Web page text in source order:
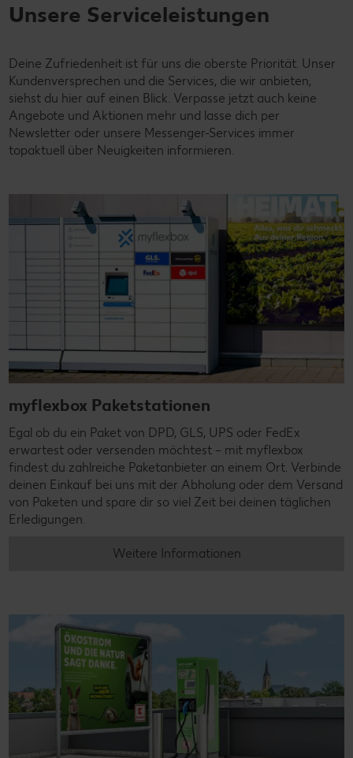
Unsere Serviceleistungen
Deine Zufriedenheit ist für uns die oberste Priorität. Unser
Kundenversprechen und die Services, die wir anbieten,
siehst du hier auf einen Blick. Verpasse jetzt auch keine
Angebote und Aktionen mehr und lasse dich per
Newsletter oder unsere Messenger-Services immer
topaktuell über Neuigkeiten informieren.
myflexbox Paketstationen
Egal ob du ein Paket von DPD, GLS, UPS oder FedEx
erwartest oder versenden möchtest – mit myflexbox
findest du zahlreiche Paketanbieter an einem Ort. Verbinde
deinen Einkauf bei uns mit der Abholung oder dem Versand
von Paketen und spare dir so viel Zeit bei deinen täglichen
Erledigungen.
Weitere Informationen